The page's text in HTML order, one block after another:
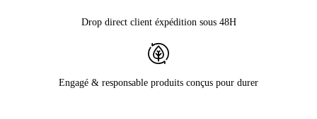
Drop direct client éxpédition sous 48H
Engagé & responsable produits conçus pour durer